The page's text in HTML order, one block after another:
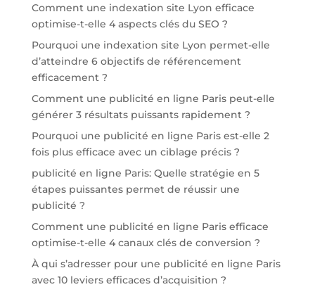
Comment une indexation site Lyon efficace
optimise-t-elle 4 aspects clés du SEO ?
Pourquoi une indexation site Lyon permet-elle
d’atteindre 6 objectifs de référencement
efficacement ?
Comment une publicité en ligne Paris peut-elle
générer 3 résultats puissants rapidement ?
Pourquoi une publicité en ligne Paris est-elle 2
fois plus efficace avec un ciblage précis ?
publicité en ligne Paris: Quelle stratégie en 5
étapes puissantes permet de réussir une
publicité ?
Comment une publicité en ligne Paris efficace
optimise-t-elle 4 canaux clés de conversion ?
À qui s’adresser pour une publicité en ligne Paris
avec 10 leviers efficaces d’acquisition ?